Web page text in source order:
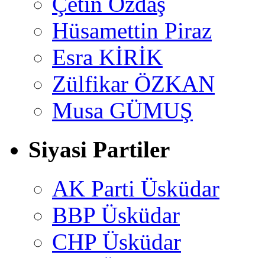
Hüsamettin Piraz
Esra KİRİK
Zülfikar ÖZKAN
Musa GÜMUŞ
Siyasi Partiler
AK Parti Üsküdar
BBP Üsküdar
CHP Üsküdar